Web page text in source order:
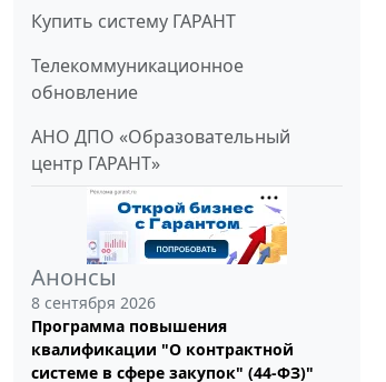
Купить систему ГАРАНТ
Телекоммуникационное
обновление
АНО ДПО «Образовательный
центр ГАРАНТ»
Анонсы
8 сентября 2026
Программа повышения
квалификации "О контрактной
системе в сфере закупок" (44-ФЗ)"